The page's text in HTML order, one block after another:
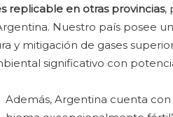
replicable en otras provincias,
Nuestro país posee
y mitigación de gases
significativo con
Además, Argentina cuenta